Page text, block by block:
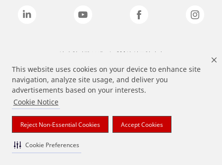
This website uses cookies on your device to enhance site
navigation, analyze site usage, and deliver you
advertisements based on your interests.
Cookie Notice
Reject Non-Essential Cookies Accept Cookies
Cookie Preferences
상기 열거된 브랜드는 3M의 상표입니다.